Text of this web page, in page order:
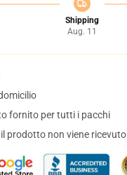
Shipping
Aug. 11
fornito per tutti i pacchi
prodotto non viene ricevuto